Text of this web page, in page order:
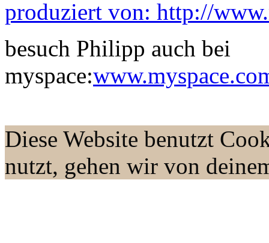
produziert von: http://
besuch Philipp auch bei
myspace:
Diese Website benutzt
nutzt, gehen wir von